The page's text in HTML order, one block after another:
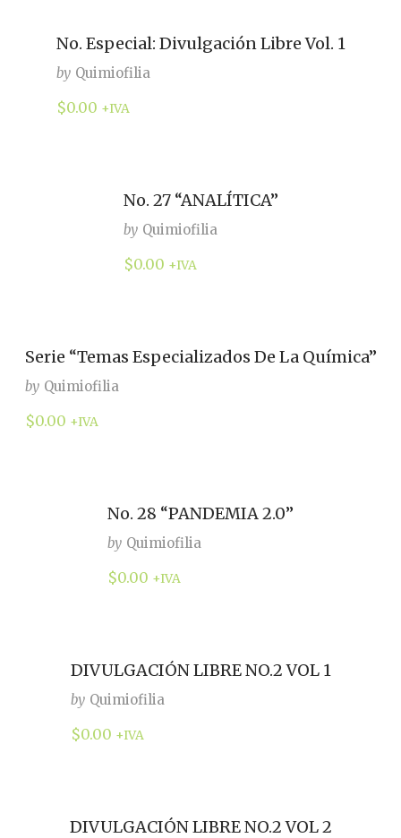
No. Especial: Divulgación Libre Vol. 1
by Quimiofilia
$0.00 +IVA
No. 27 “ANALÍTICA”
by Quimiofilia
$0.00 +IVA
Serie “Temas Especializados De La Química”
by Quimiofilia
$0.00 +IVA
No. 28 “PANDEMIA 2.0”
by Quimiofilia
$0.00 +IVA
DIVULGACIÓN LIBRE NO.2 VOL 1
by Quimiofilia
$0.00 +IVA
DIVULGACIÓN LIBRE NO.2 VOL 2